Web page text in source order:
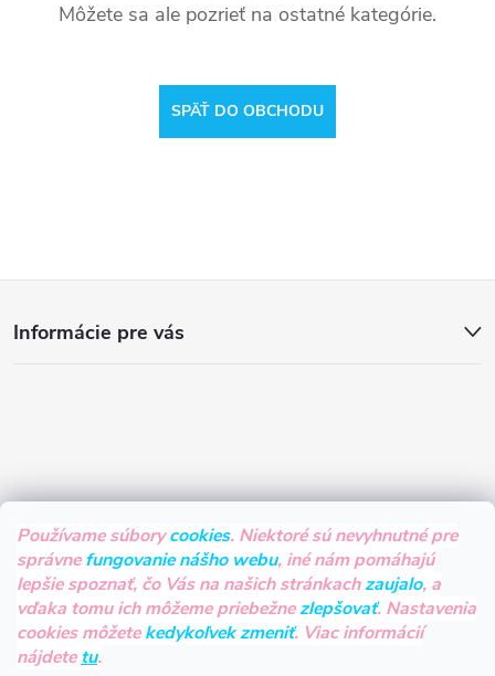
Používame súborycookies. Niektoré sú nevyhnutné pre
správnefungovanie nášho webu, iné nám pomáhajú
lepšie spoznať, čo Vás na našich stránkachzaujalo, a
vďaka tomu ich môžeme priebežnezlepšovať. Nastavenia
cookies môžetekedykoľvek zmeniť. Viac informácií
nájdetetu.
Môžete sa ale pozrieť na ostatné kategórie.
SPÄŤ DO OBCHODU
t
e
Informácie pre vás